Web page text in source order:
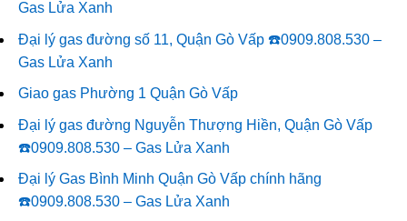
Gas Lửa Xanh
Đại lý gas đường số 11, Quận Gò Vấp ☎️0909.808.530 –
Gas Lửa Xanh
Giao gas Phường 1 Quận Gò Vấp
Đại lý gas đường Nguyễn Thượng Hiền, Quận Gò Vấp
☎️0909.808.530 – Gas Lửa Xanh
Đại lý Gas Bình Minh Quận Gò Vấp chính hãng
☎️0909.808.530 – Gas Lửa Xanh